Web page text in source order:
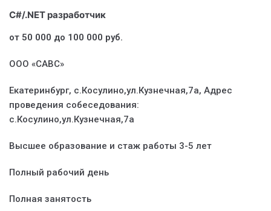
C#/.NET разработчик
от 50 000 до 100 000 руб.
ООО «САВС»
Екатеринбург, с.Косулино,ул.Кузнечная,7а, Адрес
проведения собеседования:
с.Косулино,ул.Кузнечная,7а
Высшее образование и стаж работы 3-5 лет
Полный рабочий день
Полная занятость